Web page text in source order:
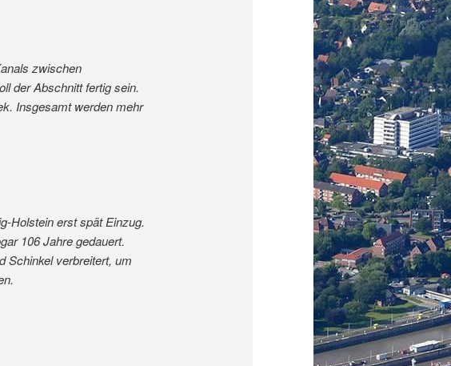
zwischen
der Abschnitt fertig sein.
Insgesamt werden mehr
Holstein erst spät Einzug.
106 Jahre gedauert.
Schinkel verbreitert, um